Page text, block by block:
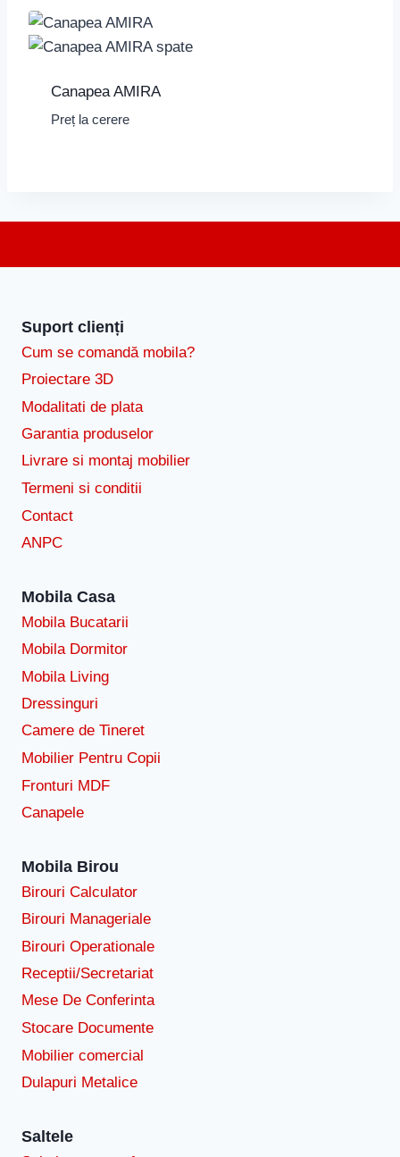
Canapea AMIRA
Preț la cerere
Suport clienți
Cum se comandă mobila?
Proiectare 3D
Modalitati de plata
Garantia produselor
Livrare si montaj mobilier
Termeni si conditii
Contact
ANPC
Mobila Casa
Mobila Bucatarii
Mobila Dormitor
Mobila Living
Dressinguri
Camere de Tineret
Mobilier Pentru Copii
Fronturi MDF
Canapele
Mobila Birou
Birouri Calculator
Birouri Manageriale
Birouri Operationale
Receptii/Secretariat
Mese De Conferinta
Stocare Documente
Mobilier comercial
Dulapuri Metalice
Saltele